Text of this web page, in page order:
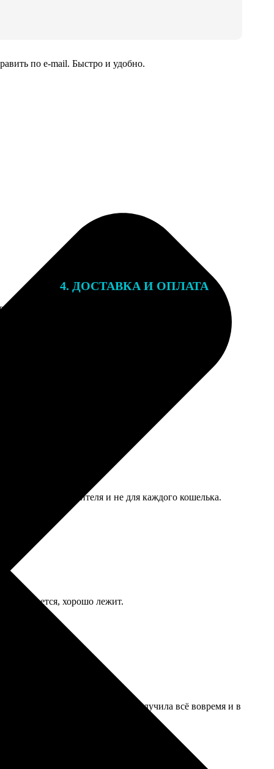
по e-mail. Быстро и удобно.
После
на email с
4. ДОСТАВКА И ОПЛАТА
Подарочный сертификат мы отправляем
но на любителя и не для каждого кошелька.
рассыпается, хорошо лежит.
заказа — просто. Получила всё вовремя и в